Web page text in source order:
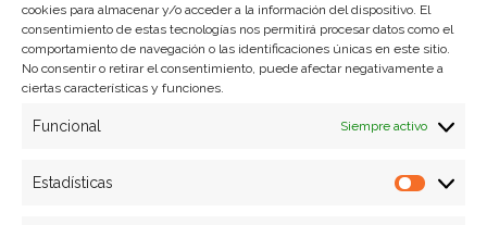
cookies para almacenar y/o acceder a la información del dispositivo. El
consentimiento de estas tecnologías nos permitirá procesar datos como el
comportamiento de navegación o las identificaciones únicas en este sitio.
No consentir o retirar el consentimiento, puede afectar negativamente a
ciertas características y funciones.
Funcional Siempre activo
Estadísticas
Formas de pago
Plazos y condiciones de envio
Politica de devoluciones